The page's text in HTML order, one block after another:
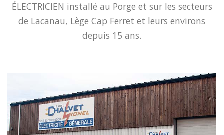
ÉLECTRICIEN installé au Porge et sur les secteurs
de Lacanau, Lège Cap Ferret et leurs environs
depuis 15 ans.